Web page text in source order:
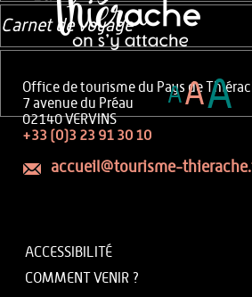
Office de tourisme du Pays de
7 avenue du Préau
02140 VERVINS
+33 (0)3 23 91 30 10
accueil@tourisme-
ACCESSIBILITÉ
COMMENT VENIR ?
Carnet de voyage
AAA